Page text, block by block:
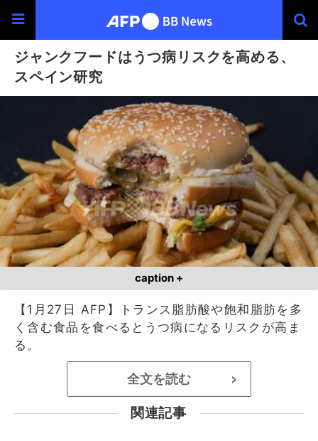
ジャンクフードはうつ病リスクを高める、
スペイン研究
caption +
【1月27日 AFP】トランス脂肪酸や飽和脂肪を多
く含む食品を食べるとうつ病になるリスクが高ま
る。
全文を読む >
関連記事